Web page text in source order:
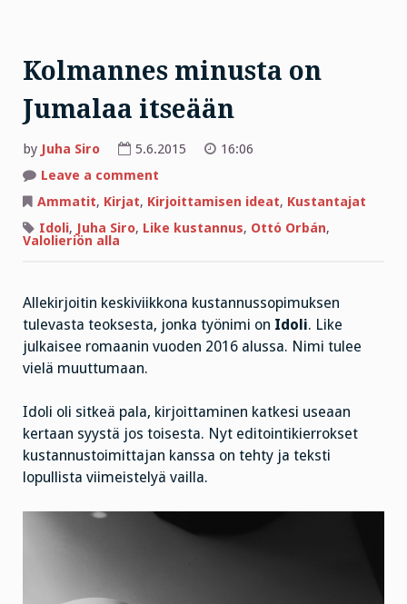
Kolmannes minusta on
Jumalaa itseään
by Juha Siro 5.6.2015
16:06
Leave a comment
minusta
on
Jumalaa
itseään
Ammatit, Kirjat, Kirjoittamisen ideat, Kustantajat
Idoli, Juha Siro, Like kustannus, Ottó Orbán,
Valolieriön alla
Allekirjoitin keskiviikkona kustannussopimuksen
tulevasta teoksesta, jonka työnimi on Idoli. Like
julkaisee romaanin vuoden 2016 alussa. Nimi tulee
vielä muuttumaan.
Idoli oli sitkeä pala, kirjoittaminen katkesi useaan
kertaan syystä jos toisesta. Nyt editointikierrokset
kustannustoimittajan kanssa on tehty ja teksti
lopullista viimeistelyä vailla.